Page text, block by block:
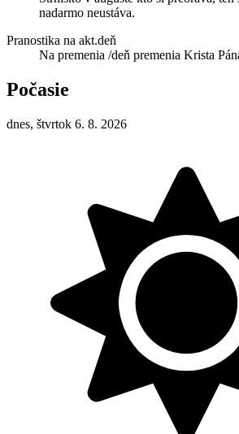
nadarmo neustáva.
Pranostika na akt.deň
Na premenia /deň premenia Krista
Počasie
dnes, štvrtok 6. 8. 2026